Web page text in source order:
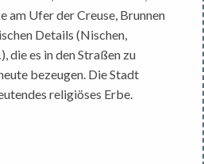
Ufer der Creuse, Brunnen
Details (Nischen,
die es in den Straßen zu
bezeugen. Die Stadt
religiöses Erbe.